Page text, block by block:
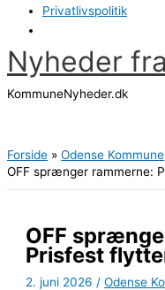
Privatlivspolitik
Gå
til
indholdet
Nyheder
KommuneNyheder.dk
Forside
Odense Kommune
OFF sprænger rammerne:
OFF
Prisfest
2. juni 2026 /Odense